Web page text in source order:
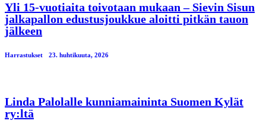
Yli 15-vuotiaita toivotaan mukaan – Sievin Sisun
jalkapallon edustusjoukkue aloitti pitkän tauon
jälkeen
Harrastukset 23. huhtikuuta, 2026
Linda Palolalle kunniamaininta Suomen Kylät
ry:ltä